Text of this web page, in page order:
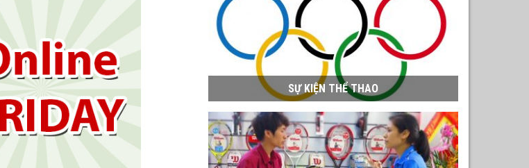
SỰ KIỆN THỂ THAO